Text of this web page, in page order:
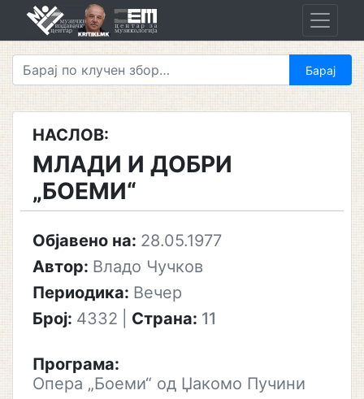
НАСЛОВ:
МЛАДИ И ДОБРИ
„БОЕМИ“
Објавено на: 28.05.1977
Автор: Владо Чучков
Периодика: Вечер
Број: 4332 Страна: 11
Програма:
Опера „Боеми“ од Џакомо Пучини